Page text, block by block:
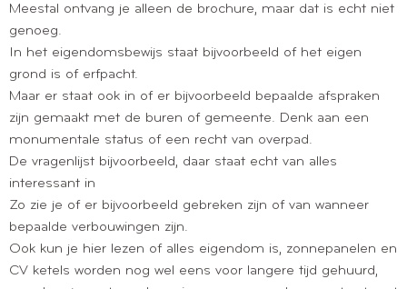
Meestal ontvang je alleen de brochure, maar dat is echt niet
genoeg.
In het eigendomsbewijs staat bijvoorbeeld of het eigen
grond is of erfpacht.
Maar er staat ook in of er bijvoorbeeld bepaalde afspraken
zijn gemaakt met de buren of gemeente. Denk aan een
monumentale status of een recht van overpad.
De vragenlijst bijvoorbeeld, daar staat echt van alles
interessant in
Zo zie je of er bijvoorbeeld gebreken zijn of van wanneer
bepaalde verbouwingen zijn.
Ook kun je hier lezen of alles eigendom is, zonnepanelen en
CV ketels worden nog wel eens voor langere tijd gehuurd,